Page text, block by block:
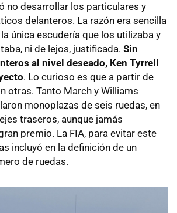
no desarrollar los particulares y
delanteros. La razón era sencilla
única escudería que los utilizaba y
ni de lejos, justificada. Sin
al nivel deseado, Ken Tyrrell
. Lo curioso es que a partir de
otras. Tanto March y Williams
monoplazas de seis ruedas, en
traseros, aunque jamás
premio. La FIA, para evitar este
incluyó en la definición de un
de ruedas.